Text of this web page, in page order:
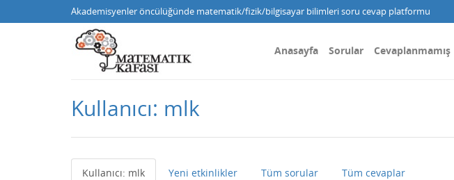
Akademisyenler öncülüğünde matematik/fizik/bilgisayar bilimleri soru cevap platformu
Anasayfa Sorular Cevaplanmamış
Kullanıcı: mlk
Kullanıcı: mlk Yeni etkinlikler Tüm sorular Tüm cevaplar